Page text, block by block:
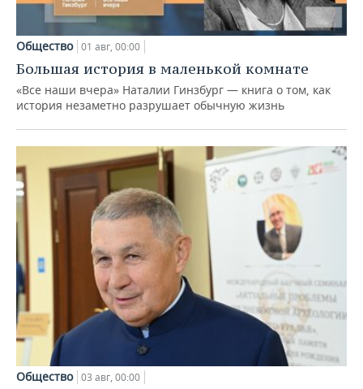
Общество 01 авг, 00:00
Большая история в маленькой комнате
«Все наши вчера» Наталии Гинзбург — книга о том, как
история незаметно разрушает обычную жизнь
Общество 03 авг, 00:00